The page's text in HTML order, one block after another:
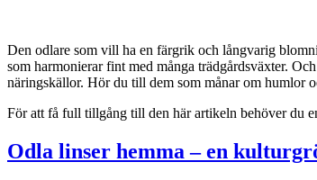
Den odlare som vill ha en färgrik och långvarig
som harmonierar fint med många trädgårdsväxter.
näringskällor. Hör du till dem som månar om humlor
För att få full tillgång till den här artikeln behöver du
Odla linser hemma – en